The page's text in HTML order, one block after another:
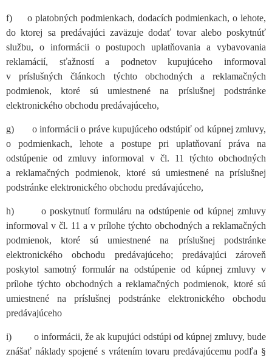
f) o platobných podmienkach, dodacích podmienkach, o lehote,
do ktorej sa predávajúci zaväzuje dodať tovar alebo poskytnúť
službu, o informácii o postupoch uplatňovania a vybavovania
reklamácií, sťažností a podnetov kupujúceho informoval
v príslušných článkoch týchto obchodných a reklamačných
podmienok, ktoré sú umiestnené na príslušnej podstránke
elektronického obchodu predávajúceho,
g) o informácii o práve kupujúceho odstúpiť od kúpnej zmluvy,
o podmienkach, lehote a postupe pri uplatňovaní práva na
odstúpenie od zmluvy informoval v čl. 11 týchto obchodných
a reklamačných podmienok, ktoré sú umiestnené na príslušnej
podstránke elektronického obchodu predávajúceho,
h) o poskytnutí formuláru na odstúpenie od kúpnej zmluvy
informoval v čl. 11 a v prílohe týchto obchodných a reklamačných
podmienok, ktoré sú umiestnené na príslušnej podstránke
elektronického obchodu predávajúceho; predávajúci zároveň
poskytol samotný formulár na odstúpenie od kúpnej zmluvy v
prílohe týchto obchodných a reklamačných podmienok, ktoré sú
umiestnené na príslušnej podstránke elektronického obchodu
predávajúceho
i) o informácii, že ak kupujúci odstúpi od kúpnej zmluvy, bude
znášať náklady spojené s vrátením tovaru predávajúcemu podľa §